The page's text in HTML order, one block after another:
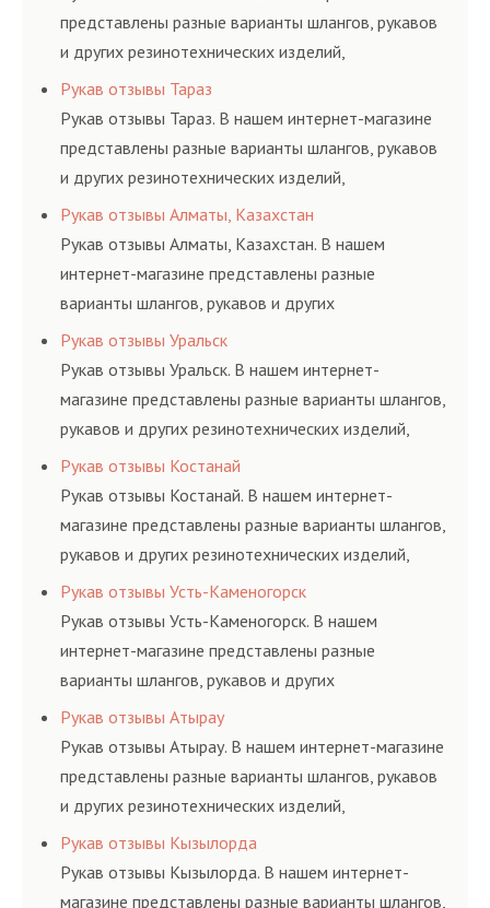
представлены разные варианты шлангов, рукавов
и других резинотехнических изделий,
соответствующих ГОСТам, техническим условиям
и нормативам.
Рукав отзывы Тараз
Рукав отзывы Тараз. В нашем интернет-магазине
представлены разные варианты шлангов, рукавов
и других резинотехнических изделий,
соответствующих ГОСТам, техническим условиям
и нормативам.
Рукав отзывы Алматы, Казахстан
Рукав отзывы Алматы, Казахстан. В нашем
интернет-магазине представлены разные
варианты шлангов, рукавов и других
резинотехнических изделий, соответствующих
ГОСТам, техническим условиям и нормативам.
Рукав отзывы Уральск
Рукав отзывы Уральск. В нашем интернет-
магазине представлены разные варианты шлангов,
рукавов и других резинотехнических изделий,
соответствующих ГОСТам, техническим условиям
и нормативам.
Рукав отзывы Костанай
Рукав отзывы Костанай. В нашем интернет-
магазине представлены разные варианты шлангов,
рукавов и других резинотехнических изделий,
соответствующих ГОСТам, техническим условиям
и нормативам.
Рукав отзывы Усть-Каменогорск
Рукав отзывы Усть-Каменогорск. В нашем
интернет-магазине представлены разные
варианты шлангов, рукавов и других
резинотехнических изделий, соответствующих
ГОСТам, техническим условиям и нормативам.
Рукав отзывы Атырау
Рукав отзывы Атырау. В нашем интернет-магазине
представлены разные варианты шлангов, рукавов
и других резинотехнических изделий,
соответствующих ГОСТам, техническим условиям
и нормативам.
Рукав отзывы Кызылорда
Рукав отзывы Кызылорда. В нашем интернет-
магазине представлены разные варианты шлангов,